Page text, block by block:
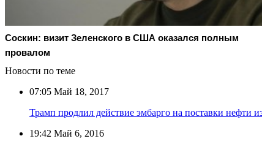
Соскин: визит Зеленского в США оказался полным
провалом
Новости по теме
07:05 Май 18, 2017
Трамп продлил действие эмбарго на поставки нефти
19:42 Май 6, 2016